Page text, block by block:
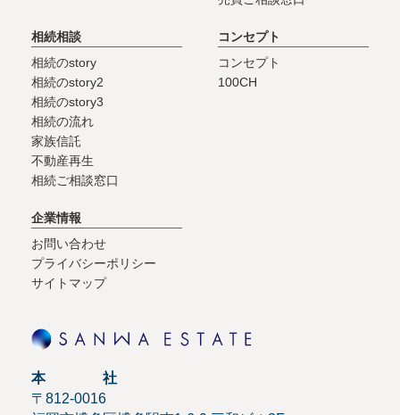
相続相談
相続のstory
相続のstory2
相続のstory3
相続の流れ
家族信託
不動産再生
相続ご相談窓口
コンセプト
コンセプト
100CH
企業情報
お問い合わせ
プライバシーポリシー
サイトマップ
本 社
〒812-0016